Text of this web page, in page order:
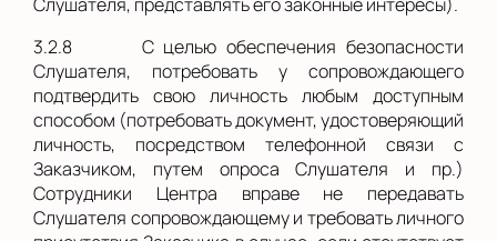
3.2.8
С целью обеспечения безопасности
Слушателя, потребовать у сопровождающего
подтвердить свою личность любым доступным
способом (потребовать документ, удостоверяющий
личность, посредством телефонной связи с
Заказчиком, путем опроса Слушателя и пр.)
Сотрудники Центра вправе не передавать
Слушателя сопровождающему и требовать личного